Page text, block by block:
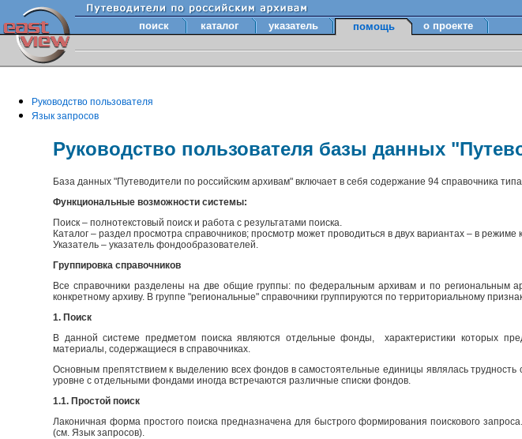
поиск каталог указатель помощь о проекте
Руководство пользователя
Язык запросов
Руководство пользователя базы данных
База данных "Путеводители по российским архивам" включает в себя содержание 94 справочника
Функциональные возможности системы:
Поиск – полнотекстовый поиск и работа с результатами поиска.
Каталог – раздел просмотра справочников; просмотр может проводиться в двух вариантах – в
Указатель – указатель фондообразователей.
Группировка справочников
Все справочники разделены на две общие группы: по федеральным архивам и по региональным
конкретному архиву. В группе "региональные" справочники группируются по территориальному
1. Поиск
В данной системе предметом поиска являются отдельные фонды, характеристики которых
материалы, содержащиеся в справочниках.
Основным препятствием к выделению всех фондов в самостоятельные единицы являлась
уровне с отдельными фондами иногда встречаются различные списки фондов.
1.1. Простой поиск
Лаконичная форма простого поиска предназначена для быстрого формирования поискового
(см. Язык запросов).